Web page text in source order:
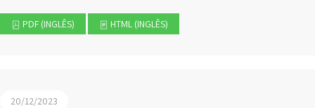
PDF (INGLÊS) HTML (INGLÊS)
20/12/2023